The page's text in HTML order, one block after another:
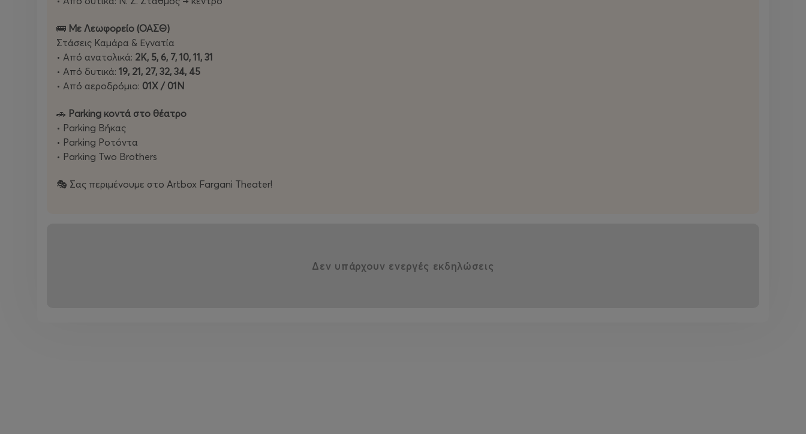
🚌 Με Λεωφορείο (ΟΑΣΘ)
Στάσεις Καμάρα & Εγνατία
• Από ανατολικά: 2Κ, 5, 6, 7, 10, 11, 31
• Από δυτικά: 19, 21, 27, 32, 34, 45
• Από αεροδρόμιο: 01Χ / 01Ν
🚗 Parking κοντά στο θέατρο
• Parking Βήκας
• Parking Ροτόντα
• Parking Two Brothers
🎭 Σας περιμένουμε στο Artbox Fargani Theater!
Δεν υπάρχουν ενεργές εκδηλώσεις